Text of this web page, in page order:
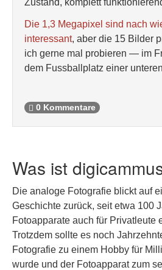
Zustand, komplett
Die 1,3 Megapixel sind nach
interessant, aber die 15 Bilder
ich gerne mal probieren — im
dem Fussballplatz einer
0 Kommentare
Was ist
Die analoge Fotografie blickt auf
Geschichte zurück, seit etwa 100
Fotoapparate auch für Privatleute
Trotzdem sollte es noch
Fotografie zu einem Hobby für
wurde und der Fotoapparat zum